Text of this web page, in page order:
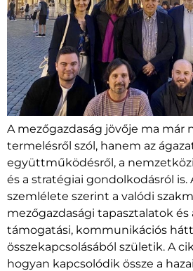
A mezőgazdaság jövője ma már
termelésről szól, hanem az
együttműködésről, a
és a stratégiai gondolkodásról is.
szemlélete szerint a valódi
mezőgazdasági tapasztalatok és
támogatási, kommunikációs
összekapcsolásából születik. A
hogyan kapcsolódik össze a